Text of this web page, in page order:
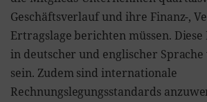
Geschäftsverlauf und ihre Finanz-,
Ertragslage berichten müssen.
in deutscher und englischer
sein. Zudem sind internationale
Rechnungslegungsstandards